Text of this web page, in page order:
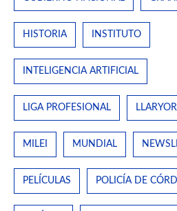
HISTORIA INSTITUTO
INTELIGENCIA ARTIFICIAL
LIGA PROFESIONAL
MILEI MUNDIAL
PELÍCULAS POLICÍA DE